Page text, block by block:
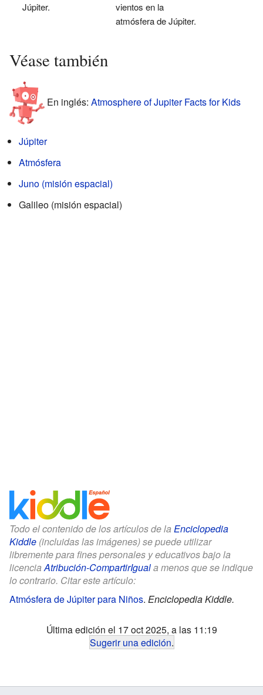
Júpiter.
vientos en la
atmósfera de Júpiter.
Véase también
En inglés: Atmosphere of Jupiter Facts for Kids
Júpiter
Atmósfera
Juno (misión espacial)
Galileo (misión espacial)
Todo el contenido de los artículos de la Enciclopedia
Kiddle (incluidas las imágenes) se puede utilizar
libremente para fines personales y educativos bajo la
licenciaAtribución-CompartirIguala menos que se indique
lo contrario. Citar este artículo:
Atmósfera de Júpiter para Niños. Enciclopedia Kiddle.
Última edición el 17 oct 2025, a las 11:19
Sugerir una edición.